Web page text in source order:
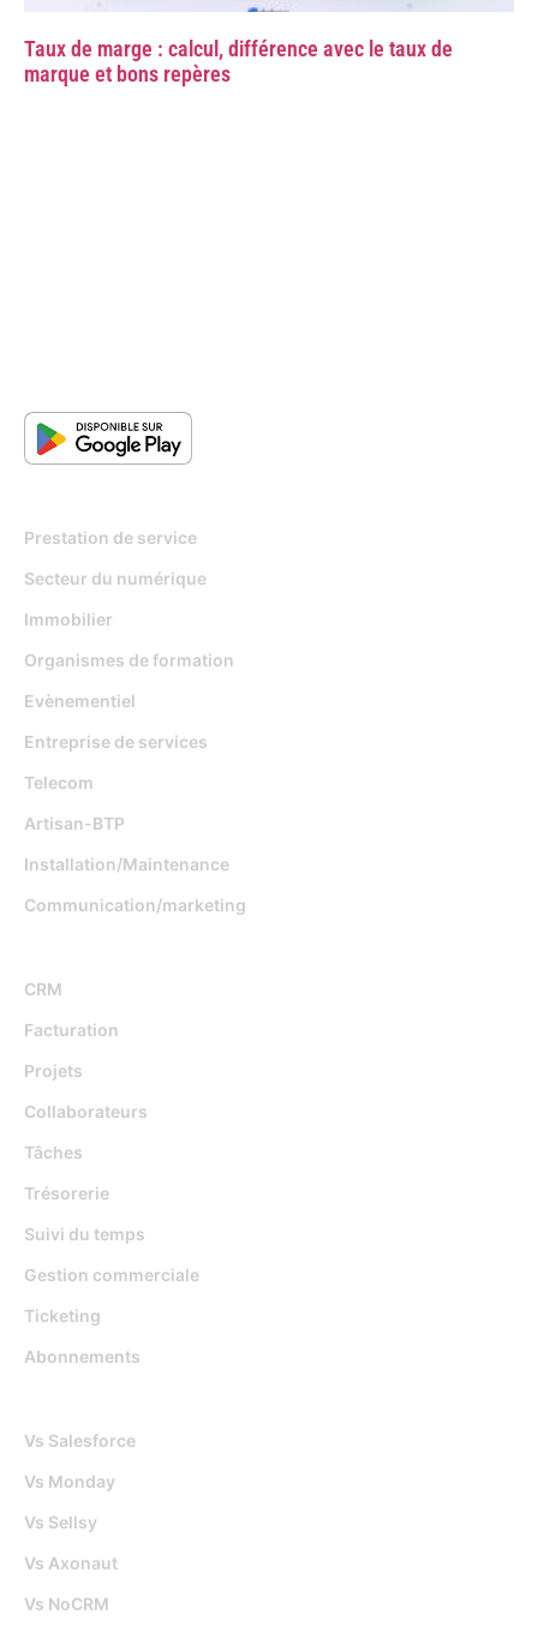
Taux de marge : calcul, différence avec le taux de
marque et bons repères
Prestation de service
Secteur du numérique
Immobilier
Organismes de formation
Evènementiel
Entreprise de services
Telecom
Artisan-BTP
Installation/Maintenance
Communication/marketing
CRM
Facturation
Projets
Collaborateurs
Tâches
Trésorerie
Suivi du temps
Gestion commerciale
Ticketing
Abonnements
Vs Salesforce
Vs Monday
Vs Sellsy
Vs Axonaut
Vs NoCRM